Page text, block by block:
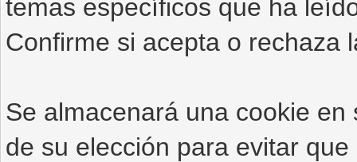
temas específicos que ha
Confirme si acepta o rechaza
Se almacenará una cookie
de su elección para evitar